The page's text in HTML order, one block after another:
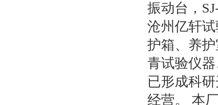
振动台，
沧州亿轩
护箱、养
青试验仪
已形成科
经营。 本